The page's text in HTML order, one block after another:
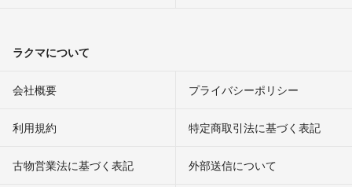
ラクマについて
会社概要 プライバシーポリシー
利用規約 特定商取引法に基づく表記
古物営業法に基づく表記 外部送信について